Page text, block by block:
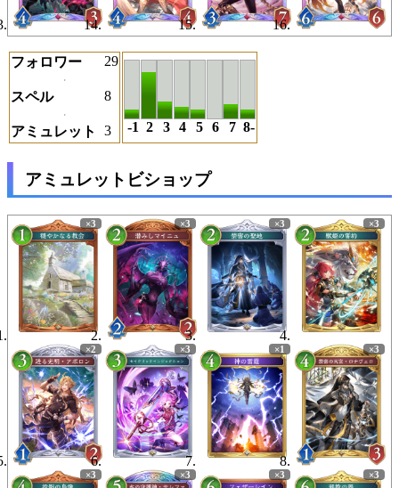
フォロワー 29
スペル 8
アミュレット 3 -1 2 3 4 5 6 7 8-
アミュレットビショップ